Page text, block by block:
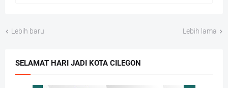
Lebih baru Lebih lama
SELAMAT HARI JADI KOTA CILEGON